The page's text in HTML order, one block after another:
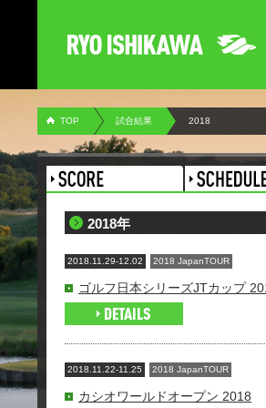
TOP 試合結果 2018
2018年
2018.11.29-12.02 2018 JapanTOUR
ゴルフ日本シリーズJTカップ
2018.11.22-11.25 2018 JapanTOUR
カシオワールドオープン 2018